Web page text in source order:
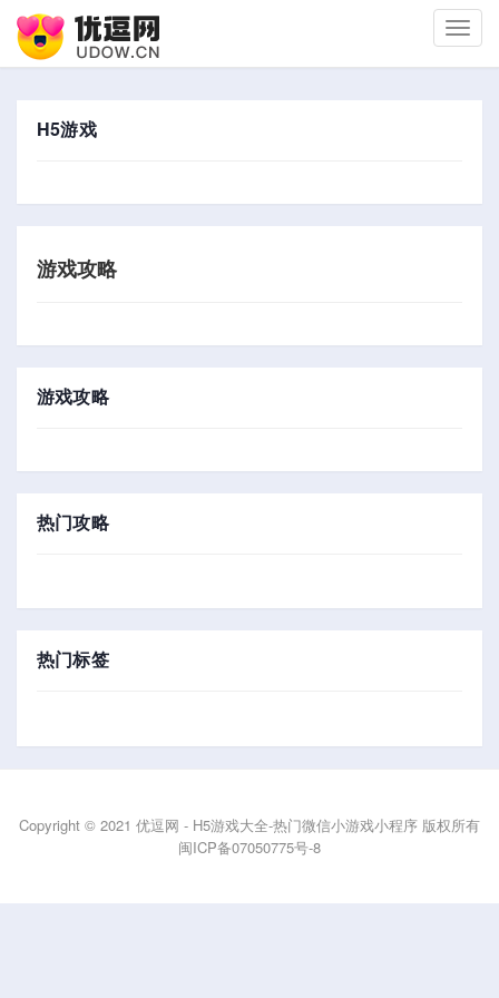
切
换
H5游戏
游戏攻略
游戏攻略
热门攻略
热门标签
Copyright © 2021 优逗网 - H5游戏大全-热门微信小游戏小程序 版权所有
闽ICP备07050775号-8